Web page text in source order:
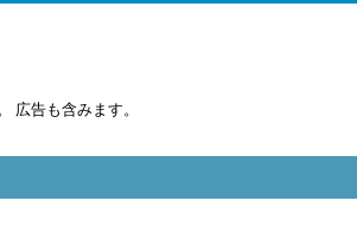
広告も含みます。